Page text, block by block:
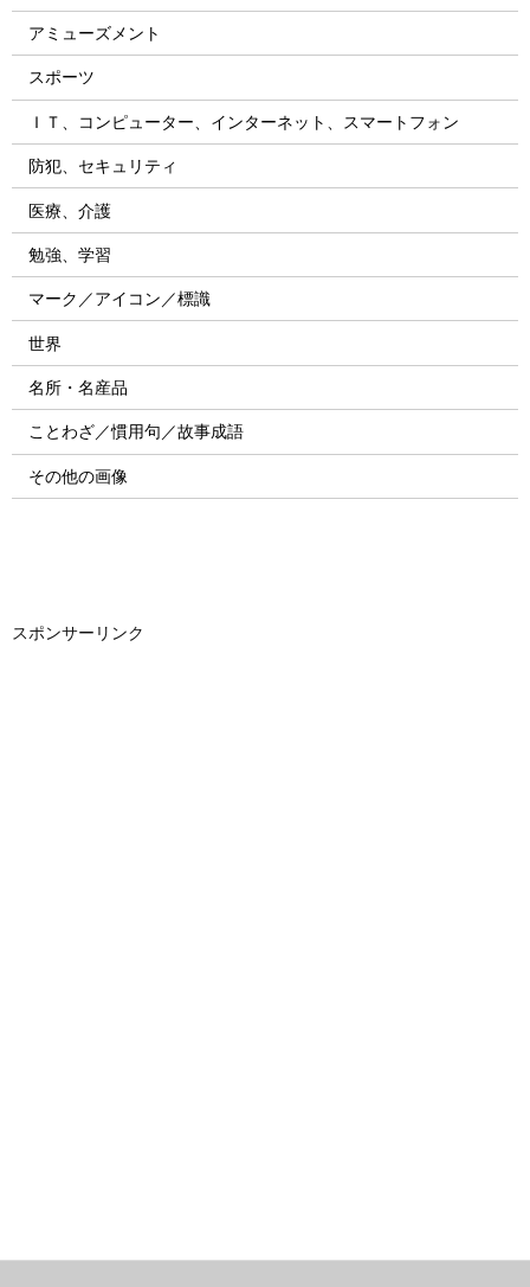
アミューズメント
スポーツ
ＩＴ、コンピューター、インターネット、スマートフォン
防犯、セキュリティ
医療、介護
勉強、学習
マーク／アイコン／標識
世界
名所・名産品
ことわざ／慣用句／故事成語
その他の画像
スポンサーリンク